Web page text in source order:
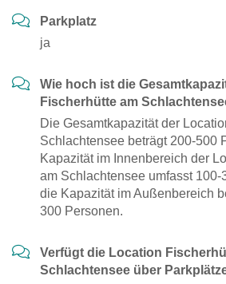
Parkplatz
ja
Wie hoch ist die
Fischerhütte am
Die Gesamtkapazität der
Schlachtensee beträgt 200-500
Kapazität im Innenbereich der
am Schlachtensee umfasst 100-
die Kapazität im Außenbereich
300 Personen.
Verfügt die Location
Schlachtensee über